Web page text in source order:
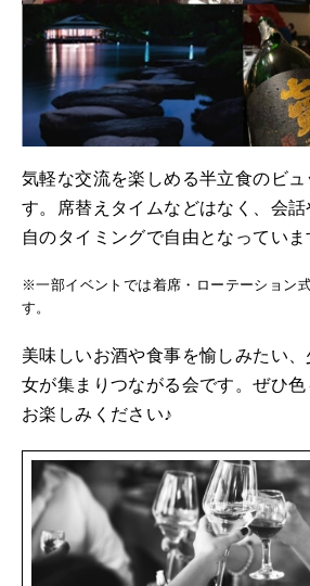
気軽な交流を楽しめる半立食のビ
す。席替えタイムなどはなく、会
自のタイミングで自由となっていま
※一部イベントでは着席・ローテーション
す。
美味しいお酒や食事を愉しみたい
女が集まりつながる会です。ぜひ
お楽しみください♪